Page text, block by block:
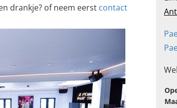
drankje? of neem eerst contact